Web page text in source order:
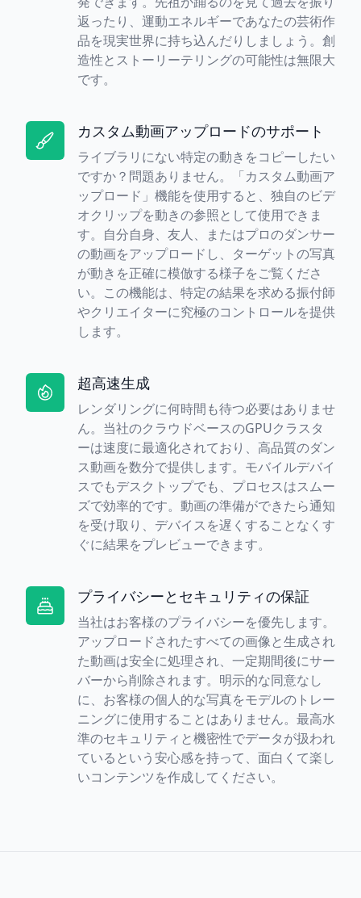
返ったり、運動エネルギーであなたの芸術作
品を現実世界に持ち込んだりしましょう。創
造性とストーリーテリングの可能性は無限大
です。
カスタム動画アップロードのサポート
ライブラリにない特定の動きをコピーしたい
ですか？問題ありません。「カスタム動画ア
ップロード」機能を使用すると、独自のビデ
オクリップを動きの参照として使用できま
す。自分自身、友人、またはプロのダンサー
の動画をアップロードし、ターゲットの写真
が動きを正確に模倣する様子をご覧くださ
い。この機能は、特定の結果を求める振付師
やクリエイターに究極のコントロールを提供
します。
超高速生成
レンダリングに何時間も待つ必要はありませ
ん。当社のクラウドベースのGPUクラスタ
ーは速度に最適化されており、高品質のダン
ス動画を数分で提供します。モバイルデバイ
スでもデスクトップでも、プロセスはスムー
ズで効率的です。動画の準備ができたら通知
を受け取り、デバイスを遅くすることなくす
ぐに結果をプレビューできます。
プライバシーとセキュリティの保証
当社はお客様のプライバシーを優先します。
アップロードされたすべての画像と生成され
た動画は安全に処理され、一定期間後にサー
バーから削除されます。明示的な同意なし
に、お客様の個人的な写真をモデルのトレー
ニングに使用することはありません。最高水
準のセキュリティと機密性でデータが扱われ
ているという安心感を持って、面白くて楽し
いコンテンツを作成してください。